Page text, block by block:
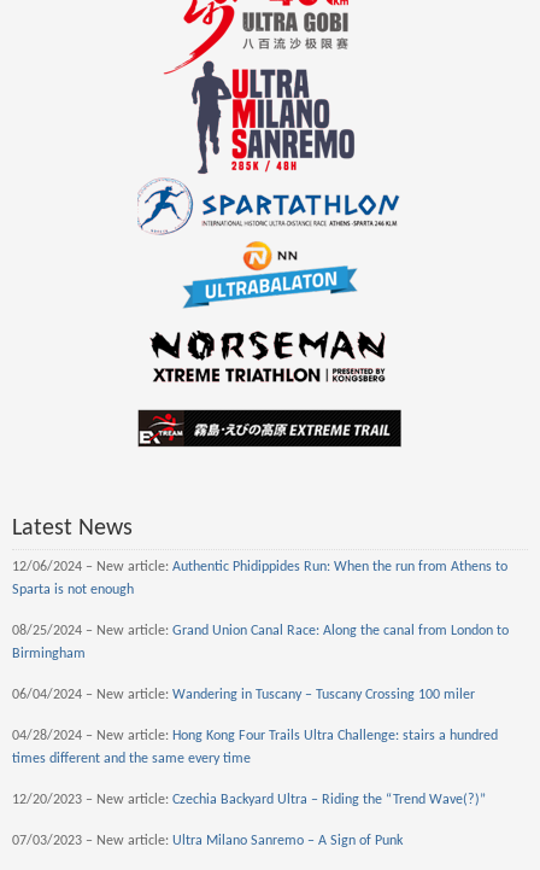
Latest News
12/06/2024 – New article: Authentic Phidippides Run: When the run from Athens to
Sparta is not enough
08/25/2024 – New article: Grand Union Canal Race: Along the canal from London to
Birmingham
06/04/2024 – New article: Wandering in Tuscany – Tuscany Crossing 100 miler
04/28/2024 – New article: Hong Kong Four Trails Ultra Challenge: stairs a hundred
times different and the same every time
12/20/2023 – New article: Czechia Backyard Ultra – Riding the “Trend Wave(?)”
07/03/2023 – New article: Ultra Milano Sanremo – A Sign of Punk